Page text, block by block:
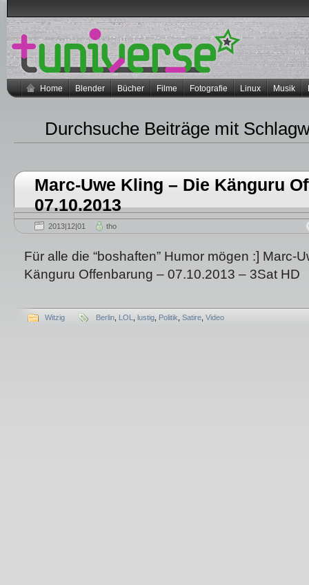
Home Blender Bücher Filme Fotografie Linux Musik
Durchsuche Beiträge mit
Marc-Uwe Kling – Die Känguru
07.10.2013
2013|12|01 tho
Für alle die “boshaften” Humor mögen :] Marc-
Känguru Offenbarung – 07.10.2013 – 3Sat HD
Witzig Berlin LOL lustig Politik Satire Video